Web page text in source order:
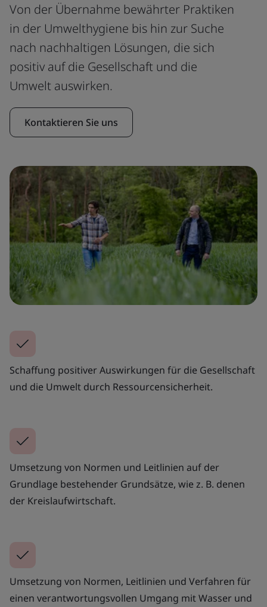
Von der Übernahme bewährter Praktiken
in der Umwelthygiene bis hin zur Suche
nach nachhaltigen Lösungen, die sich
positiv auf die Gesellschaft und die
Umwelt auswirken.
Kontaktieren Sie uns
Schaffung positiver Auswirkungen für die Gesellschaft
und die Umwelt durch Ressourcensicherheit.
Umsetzung von Normen und Leitlinien auf der
Grundlage bestehender Grundsätze, wie z. B. denen
der Kreislaufwirtschaft.
Umsetzung von Normen, Leitlinien und Verfahren für
einen verantwortungsvollen Umgang mit Wasser und